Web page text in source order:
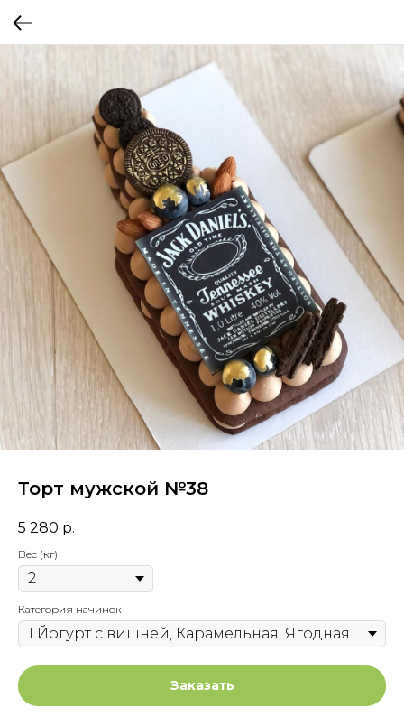
Торт мужской №38
5 280 р.
Вес (кг)
Категория начинок
Заказать